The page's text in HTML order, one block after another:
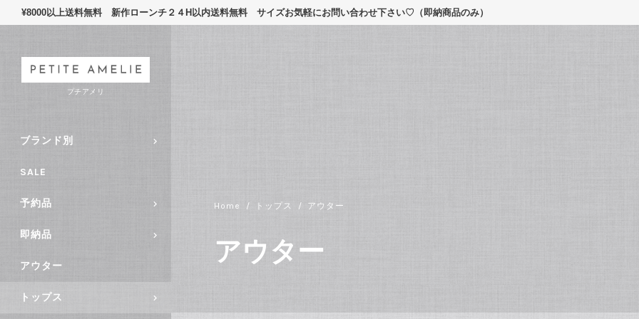
¥8000以上送料無料 新作ローンチ２４H以内送料無料 サイズお気軽にお問い合わせ下さい♡（即納商品のみ）
プチアメリ
ブランド別
SALE
予約品
即納品
アウター
トップス
Home トップス アウター
アウター